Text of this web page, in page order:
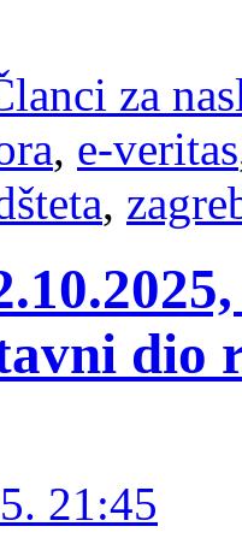
za
, e-veritas
,
dio
21:45